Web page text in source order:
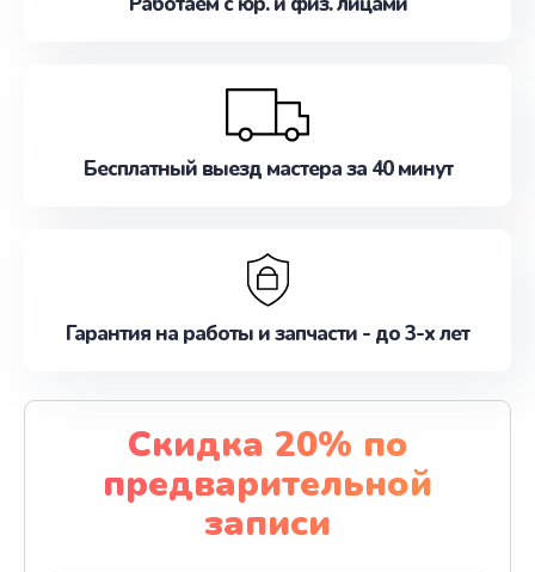
Бесплатный выезд мастера за 40 минут
Гарантия на работы и запчасти - до 3-х лет
Скидка 20% по
предварительной
записи